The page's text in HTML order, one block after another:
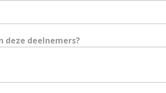
deze deelnemers?